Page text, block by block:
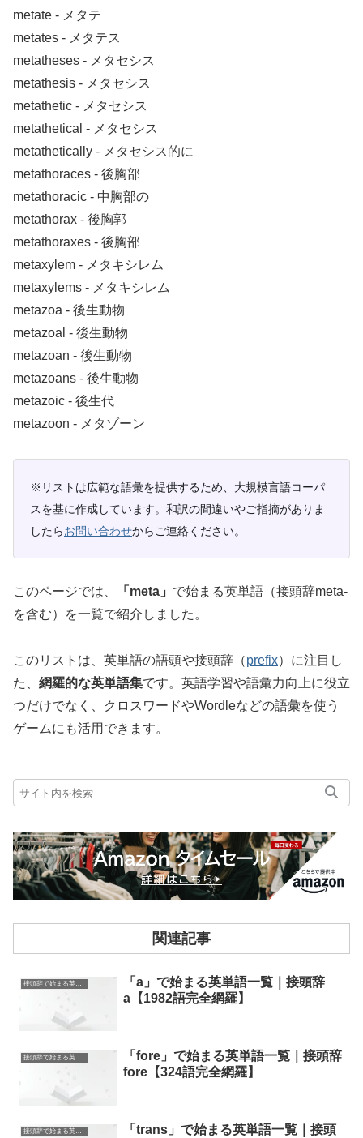
metate ‐ メタテ
metates ‐ メタテス
metatheses ‐ メタセシス
metathesis ‐ メタセシス
metathetic ‐ メタセシス
metathetical ‐ メタセシス
metathetically ‐ メタセシス的に
metathoraces ‐ 後胸部
metathoracic ‐ 中胸部の
metathorax ‐ 後胸郭
metathoraxes ‐ 後胸部
metaxylem ‐ メタキシレム
metaxylems ‐ メタキシレム
metazoa ‐ 後生動物
metazoal ‐ 後生動物
metazoan ‐ 後生動物
metazoans ‐ 後生動物
metazoic ‐ 後生代
metazoon ‐ メタゾーン
※リストは広範な語彙を提供するため、大規模言語コーパ
スを基に作成しています。和訳の間違いやご指摘がありま
したらお問い合わせからご連絡ください。
このページでは、 「meta」 で始まる英単語（接頭辞meta-
を含む）を一覧で紹介しました。
このリストは、英単語の語頭や接頭辞（prefix）に注目し
た、 網羅的な英単語集です。英語学習や語彙力向上に役立
つだけでなく、クロスワードやWordleなどの語彙を使う
ゲームにも活用できます。
関連記事
接頭辞で始まる英単語
「a」で始まる英単語一覧｜接頭辞
a【1982語完全網羅】
接頭辞で始まる英単語
「fore」で始まる英単語一覧｜接頭辞
fore【324語完全網羅】
接頭辞で始まる英単語
「trans」で始まる英単語一覧｜接頭